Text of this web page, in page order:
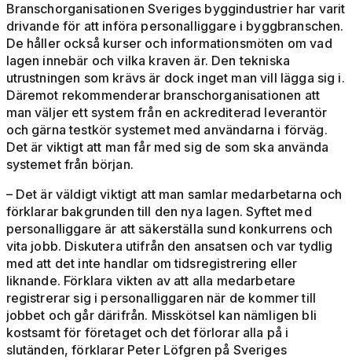
Branschorganisationen Sveriges byggindustrier har varit
drivande för att införa personalliggare i byggbranschen.
De håller också kurser och informationsmöten om vad
lagen innebär och vilka kraven är. Den tekniska
utrustningen som krävs är dock inget man vill lägga sig i.
Däremot rekommenderar branschorganisationen att
man väljer ett system från en ackrediterad leverantör
och gärna testkör systemet med användarna i förväg.
Det är viktigt att man får med sig de som ska använda
systemet från början.
– Det är väldigt viktigt att man samlar medarbetarna och
förklarar bakgrunden till den nya lagen. Syftet med
personalliggare är att säkerställa sund konkurrens och
vita jobb. Diskutera utifrån den ansatsen och var tydlig
med att det inte handlar om tidsregistrering eller
liknande. Förklara vikten av att alla medarbetare
registrerar sig i personalliggaren när de kommer till
jobbet och går därifrån. Misskötsel kan nämligen bli
kostsamt för företaget och det förlorar alla på i
slutänden, förklarar Peter Löfgren på Sveriges